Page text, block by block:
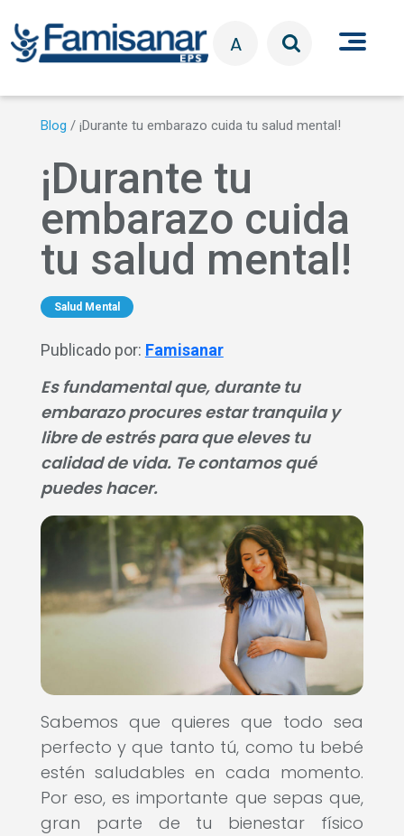
A
Blog / ¡Durante tu embarazo cuida tu salud mental!
¡Durante tu
embarazo cuida
tu salud mental!
Salud Mental
Publicado por: Famisanar
Es fundamental que, durante tu
embarazo procures estar tranquila y
libre de estrés para que eleves tu
calidad de vida. Te contamos qué
puedes hacer.
Sabemos que quieres que todo sea
perfecto y que tanto tú, como tu bebé
estén saludables en cada momento.
Por eso, es importante que sepas que,
gran parte de tu bienestar físico